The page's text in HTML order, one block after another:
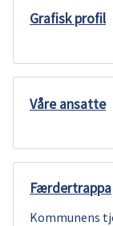
Grafisk profil
Våre ansatte
Færdertrappa
Kommunens